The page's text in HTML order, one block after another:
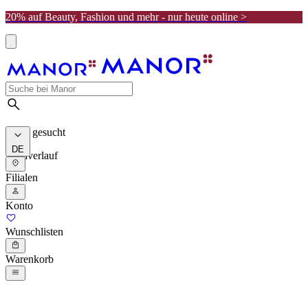
20% auf Beauty, Fashion und mehr - nur heute online >
Meist gesucht
Suchverlauf
DE
Filialen
Konto
Wunschlisten
Warenkorb